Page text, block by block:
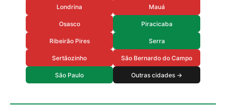
Londrina Mauá
Osasco Piracicaba
Ribeirão Pires Serra
Sertãozinho São Bernardo do Campo
São Paulo Outras cidades →